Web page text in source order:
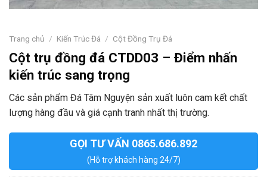
Trang chủ / Kiến Trúc Đá / Cột Đồng Trụ Đá
Cột trụ đồng đá CTDD03 – Điểm nhấn
kiến trúc sang trọng
Các sản phẩm Đá Tâm Nguyện sản xuất luôn cam kết chất
lượng hàng đầu và giá cạnh tranh nhất thị trường.
GỌI TƯ VẤN 0865.686.892
(Hỗ trợ khách hàng 24/7)